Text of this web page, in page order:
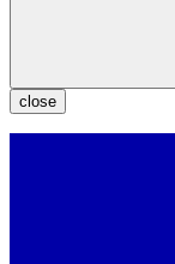
close